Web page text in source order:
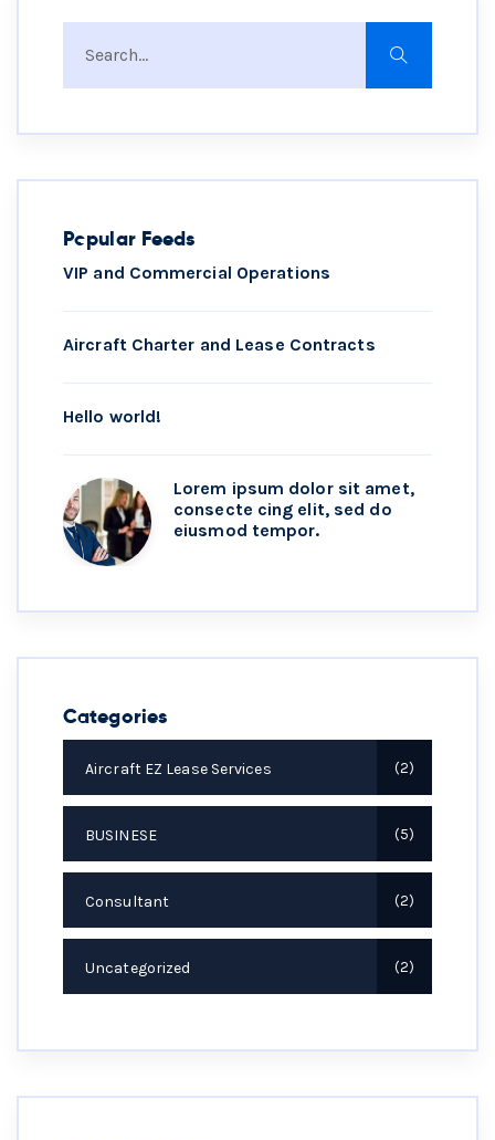
Popular Feeds
VIP and Commercial Operations
Aircraft Charter and Lease Contracts
Hello world!
Lorem ipsum dolor sit amet,
consecte cing elit, sed do
eiusmod tempor.
Categories
Aircraft EZ Lease Services 2
BUSINESE 5
Consultant 2
Uncategorized 2